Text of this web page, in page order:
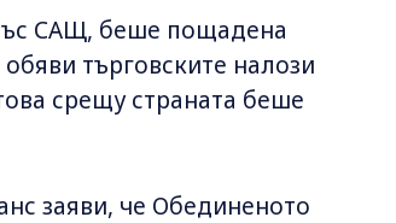
САЩ, беше пощадена
търговските налози
срещу страната беше
заяви, че Обединеното